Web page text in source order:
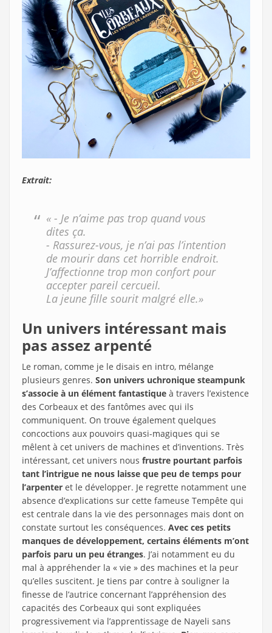
Extrait:
« - Je n’aime pas trop quand vous
dites ça.
- Rassurez-vous, je n’ai pas l’intention
de mourir dans cet horrible endroit.
J’affectionne trop mon confort pour
accepter pareil cercueil.
La jeune fille sourit malgré elle.»
Un univers intéressant mais
pas assez arpenté
Le roman, comme je le disais en intro, mélange
plusieurs genres. Son univers uchronique steampunk
s’associe à un élément fantastique à travers l’existence
des Corbeaux et des fantômes avec qui ils
communiquent. On trouve également quelques
concoctions aux pouvoirs quasi-magiques qui se
mêlent à cet univers de machines et d’inventions. Très
intéressant, cet univers nous frustre pourtant parfois
tant l’intrigue ne nous laisse que peu de temps pour
l’arpenter et le développer. Je regrette notamment une
absence d’explications sur cette fameuse Tempête qui
est centrale dans la vie des personnages mais dont on
constate surtout les conséquences. Avec ces petits
manques de développement, certains éléments m’ont
parfois paru un peu étranges. J’ai notamment eu du
mal à appréhender la « vie » des machines et la peur
qu’elles suscitent. Je tiens par contre à souligner la
finesse de l’autrice concernant l’appréhension des
capacités des Corbeaux qui sont expliquées
progressivement via l’apprentissage de Nayeli sans